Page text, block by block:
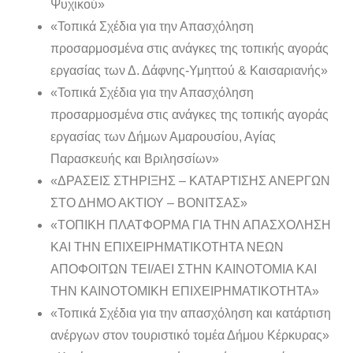
Ψυχικού»
«Τοπικά Σχέδια για την Απασχόληση
προσαρμοσμένα στις ανάγκες της τοπικής αγοράς
εργασίας των Δ. Δάφνης-Υμηττού & Καισαριανής»
«Τοπικά Σχέδια για την Απασχόληση
προσαρμοσμένα στις ανάγκες της τοπικής αγοράς
εργασίας των Δήμων Αμαρουσίου, Αγίας
Παρασκευής και Βριλησσίων»
«ΔΡΑΣΕΙΣ ΣΤΗΡΙΞΗΣ – ΚΑΤΑΡΤΙΣΗΣ ΑΝΕΡΓΩΝ
ΣΤΟ ΔΗΜΟ ΑΚΤΙΟΥ – ΒΟΝΙΤΣΑΣ»
«ΤΟΠΙΚΗ ΠΛΑΤΦΟΡΜΑ ΓΙΑ ΤΗΝ ΑΠΑΣΧΟΛΗΣΗ
ΚΑΙ ΤΗΝ ΕΠΙΧΕΙΡΗΜΑΤΙΚΟΤΗΤΑ ΝΕΩΝ
ΑΠΟΦΟΙΤΩΝ ΤΕΙ/ΑΕΙ ΣΤΗΝ ΚΑΙΝΟΤΟΜΙΑ ΚΑΙ
ΤΗΝ ΚΑΙΝΟΤΟΜΙΚΗ ΕΠΙΧΕΙΡΗΜΑΤΙΚΟΤΗΤΑ»
«Τοπικά Σχέδια για την απασχόληση και κατάρτιση
ανέργων στον τουριστικό τομέα Δήμου Κέρκυρας»